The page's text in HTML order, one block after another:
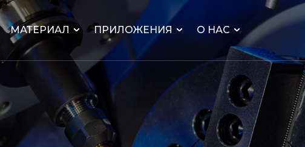
МАТЕРИАЛ ПРИЛОЖЕНИЯ О НАС